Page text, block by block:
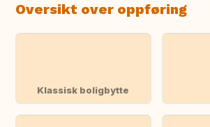
Oversikt over oppføring
Klassisk boligbytte